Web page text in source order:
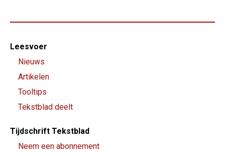
Footer-
menu
Leesvoer
Nieuws
Artikelen
Tooltips
Tekstblad deelt
Tijdschrift Tekstblad
Neem een abonnement